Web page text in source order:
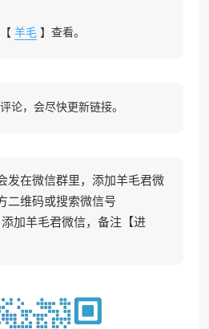
羊毛 】查看。
论，会尽快更新链接。
发在微信群里，添加羊毛君微
二维码或搜索微信号
添加羊毛君微信，备注【进